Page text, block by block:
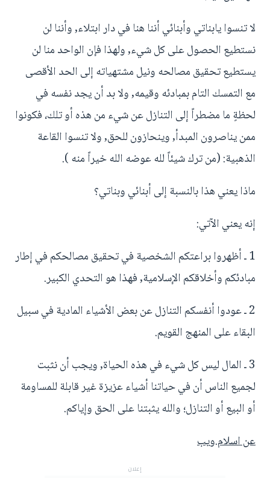
لا تنسوا يابناتي وأبنائي أننا هنا في دار ابتلاء, وأننا لن
نستطيع الحصول على كل شيء, ولهذا فإن الواحد منا لن
يستطيع تحقيق مصالحه ونيل مشتهياته إلى الحد الأقصى
مع التمسك التام بمبادئه وقيمه, ولا بد أن يجد نفسه في
لحظةٍ ما مضطراً إلى التنازل عن شيء من هذه أو تلك، فكونوا
ممن يناصرون المبدأ, وينحازون للحق, ولا تنسوا القاعة
الذهبية: (من ترك شيئاً لله عوضه الله خيراً منه ).
ماذا يعني هذا بالنسبة إلى أبنائي وبناتي؟
إنه يعني الآتي:
1 ـ أظهروا براعتكم الشخصية في تحقيق مصالحكم في إطار
مبادئكم وأخلاقكم الإسلامية, فهذا هو التحدي الكبير.
2 ـ عودوا أنفسكم التنازل عن بعض الأشياء المادية في سبيل
البقاء على المنهج القويم.
3 ـ المال ليس كل شيء في هذه الحياة, ويجب أن نثبت
لجميع الناس أن في حياتنا أشياء عزيزة غير قابلة للمساومة
أو البيع أو التنازل؛ والله يثبتنا على الحق وإياكم.
عن اسلام.ويب
إعلان